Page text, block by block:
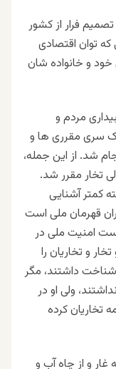
فرار از کشور
که توان اقتصادی
و خانواده شان
مردم و
سری مقرری ها و
شد. از این جمله،
تخار مقرر شد.
کمتر آشنایی
قهرمان ملی است
امنیت ملی در
و تخاریان را
داشتند، مگر
ولی او در
تخاریان کرده
و از چاه آب و